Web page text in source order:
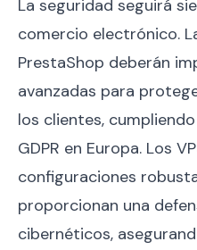
La seguridad seguirá
comercio electrónico.
PrestaShop deberán
avanzadas para
los clientes,
GDPR en Europa. Los
configuraciones
proporcionan una
cibernéticos,